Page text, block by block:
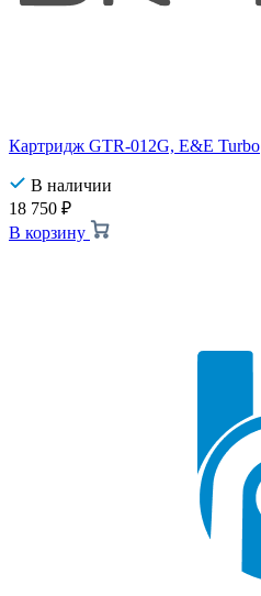
Картридж GTR-012G, E&E Turbo
В наличии
18 750 ₽
В корзину